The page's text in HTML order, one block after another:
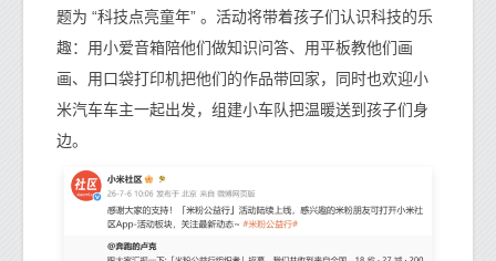
题为 “科技点亮童年” 。活动将带着孩子们认识科技的乐
趣：用小爱音箱陪他们做知识问答、用平板教他们画
画、用口袋打印机把他们的作品带回家，同时也欢迎小
米汽车车主一起出发，组建小车队把温暖送到孩子们身
边。